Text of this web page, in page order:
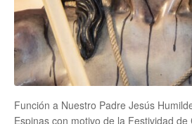
Función a Nuestro Padre Jesús
Espinas con motivo de la Festividad